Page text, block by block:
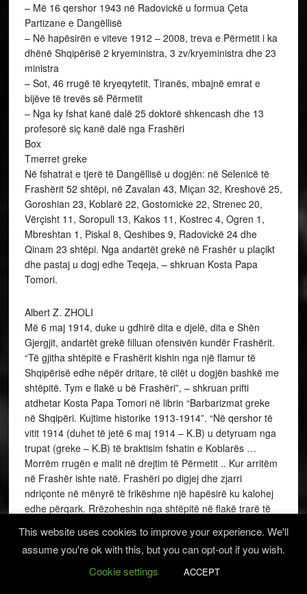
– Më 16 qershor 1943 në Radovickë u formua Çeta
Partizane e Dangëllisë
– Në hapësirën e viteve 1912 – 2008, treva e Përmetit i ka
dhënë Shqipërisë 2 kryeministra, 3 zv/kryeministra dhe 23
ministra
– Sot, 46 rrugë të kryeqytetit, Tiranës, mbajnë emrat e
bijëve të trevës së Përmetit
– Nga ky fshat kanë dalë 25 doktorë shkencash dhe 13
profesorë siç kanë dalë nga Frashëri
Box
Tmerret greke
Në fshatrat e tjerë të Dangëllisë u dogjën: në Selenicë të
Frashërit 52 shtëpi, në Zavalan 43, Miçan 32, Kreshovë 25,
Goroshian 23, Koblarë 22, Gostomicke 22, Strenec 20,
Vërçisht 11, Soropull 13, Kakos 11, Kostrec 4, Ogren 1,
Mbreshtan 1, Piskal 8, Qeshibes 9, Radovickë 24 dhe
Qinam 23 shtëpi. Nga andartët grekë në Frashër u plaçikt
dhe pastaj u dogj edhe Teqeja, – shkruan Kosta Papa
Tomori.
Albert Z. ZHOLI
Më 6 maj 1914, duke u gdhirë dita e djelë, dita e Shën
Gjergjit, andartët grekë filluan ofensivën kundër Frashërit.
“Të gjitha shtëpitë e Frashërit kishin nga një flamur të
Shqipërisë edhe nëpër dritare, të cilët u dogjën bashkë me
shtëpitë. Tym e flakë u bë Frashëri”, – shkruan prifti
atdhetar Kosta Papa Tomori në librin “Barbarizmat greke
në Shqipëri. Kujtime historike 1913-1914”. “Në qershor të
vitit 1914 (duhet të jetë 6 maj 1914 – K.B) u detyruam nga
trupat (greke – K.B) të braktisim fshatin e Koblarës …
Morrëm rrugën e malit në drejtim të Përmetit .. Kur arritëm
në Frashër ishte natë. Frashëri po digjej dhe zjarri
ndriçonte në mënyrë të frikëshme një hapësirë ku kalohej
edhe përqark. Rrëzoheshin nga shtëpitë në flakë trarë të
shkëndija e thëngjij të ndezur në të gjitha drejtimet …”, –
shkruan Odhise Paskali. Masakrat e barbarizmat greke
ishin të mëdha në të gjitha krahinat e fshatrat e trevës së
This website uses cookies to improve your experience. We'll
assume you're ok with this, but you can opt-out if you wish.
Cookie settings
ACCEPT